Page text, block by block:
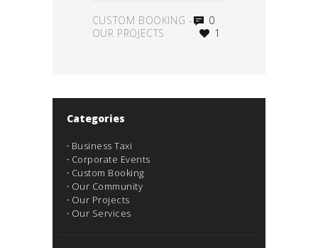
CUSTOM BOOKING -
OUR PROJECTS
0
1
Categories
Business Taxi
Corporate Events
Custom Booking
Our Community
Our Projects
Our Services